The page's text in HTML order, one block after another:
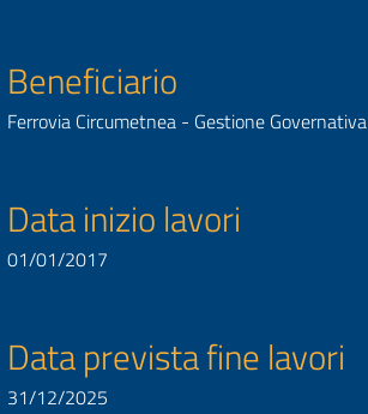
Beneficiario
Ferrovia Circumetnea - Gestione Governativa
Data inizio lavori
01/01/2017
Data prevista fine lavori
31/12/2025